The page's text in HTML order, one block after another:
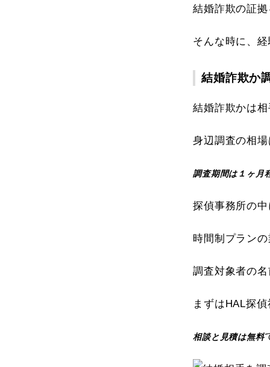
結婚詐欺の証
そんな時に、
結婚詐欺か
結婚詐欺かは
身辺調査の相
調査期間は１ヶ月
探偵事務所の
時間制プラン
調査対象者の
まずはHAL探
相談と見積は無料